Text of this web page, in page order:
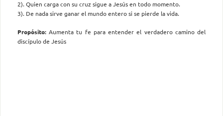
2). Quien carga con su cruz sigue a Jesús en todo momento.
3). De nada sirve ganar el mundo entero si se pierde la vida.
Propósito: Aumenta tu fe para entender el verdadero camino del
discípulo de Jesús